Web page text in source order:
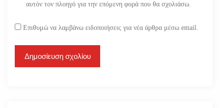
αυτόν τον πλοηγό για την επόμενη φορά που θα σχολιάσω.
Επιθυμώ να λαμβάνω ειδοποιήσεις για νέα άρθρα μέσω email.